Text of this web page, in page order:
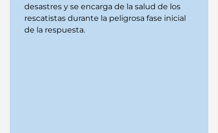
desastres y se encarga de la salud de los
rescatistas durante la peligrosa fase inicial
de la respuesta.